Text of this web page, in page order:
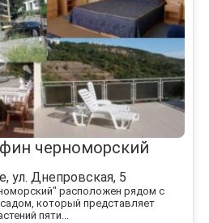
черноморский
ул. Днепровская, 5
расположен рядом с
который представляет
пяти...